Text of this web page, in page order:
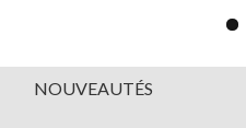
NOUVEAUTÉS